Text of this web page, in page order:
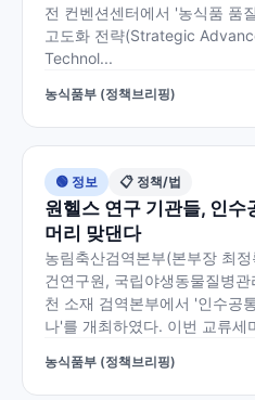
전 컨벤션센터에서 '농식품 품
고도화 전략(Strategic
Technol...
농식품부 (정책브리핑)
🟢 정보 📋 정책/법
원헬스 연구 기관들, 인수
머리 맞댄다
농림축산검역본부(본부장 최
건연구원, 국립야생동물질병
천 소재 검역본부에서 '인수공
나'를 개최하였다. 이번 교류세
농식품부 (정책브리핑)